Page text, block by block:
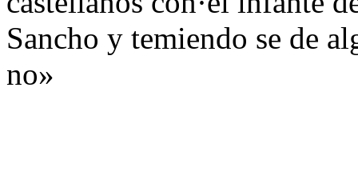
Sancho y temiendo se de
no»